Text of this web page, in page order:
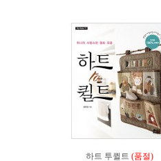
하트 투퀼트 (품절)